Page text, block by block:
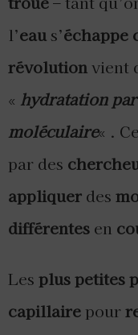
l’eaus’échappe
révolutionvient
« hydratation
moléculaire« .
par des
appliquer des
différentes en
Les plus petites
capillaire pour